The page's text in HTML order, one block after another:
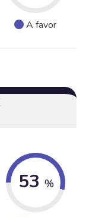
A favor
53 %